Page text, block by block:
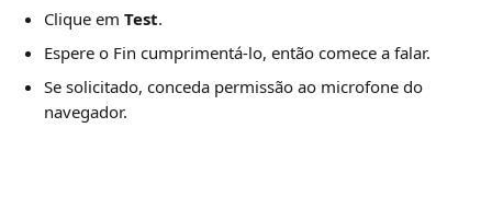
Clique em Test.
Espere o Fin cumprimentá-lo, então comece a falar.
Se solicitado, conceda permissão ao microfone do
navegador.